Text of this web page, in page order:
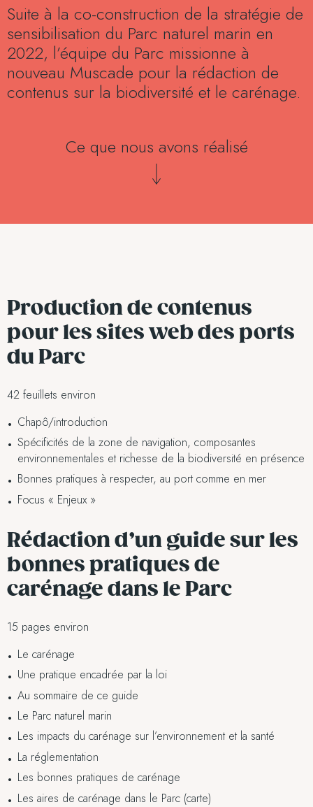
Suite à la co-construction de la stratégie de
sensibilisation du Parc naturel marin en
2022, l’équipe du Parc missionne à
nouveau Muscade pour la rédaction de
contenus sur la biodiversité et le carénage.
Ce que nous avons réalisé
Production de contenus
pour les sites web des ports
du Parc
42 feuillets environ
Chapô/introduction
Spécificités de la zone de navigation, composantes
environnementales et richesse de la biodiversité en présence
Bonnes pratiques à respecter, au port comme en mer
Focus « Enjeux »
Rédaction d’un guide sur les
bonnes pratiques de
carénage dans le Parc
15 pages environ
Le carénage
Une pratique encadrée par la loi
Au sommaire de ce guide
Le Parc naturel marin
Les impacts du carénage sur l’environnement et la santé
La réglementation
Les bonnes pratiques de carénage
Les aires de carénage dans le Parc (carte)